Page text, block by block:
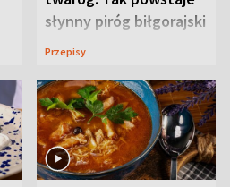
słynny piróg biłgorajski
Przepisy